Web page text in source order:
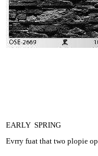
EARLY SPRING
Evrry fuat that two plopie